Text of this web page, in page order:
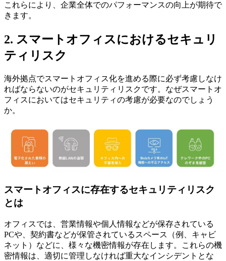
これらにより、企業全体でのパフォーマンスの向上が期待で
きます。
2. スマートオフィスにおけるセキュリ
ティリスク
海外拠点でスマートオフィス化を進める際に必ず考慮しなけ
ればならないのがセキュリティリスクです。なぜスマートオ
フィスにおいてはセキュリティの考慮が必要なのでしょう
か。
スマートオフィスに存在するセキュリティリスク
とは
オフィスでは、営業情報や個人情報などが保存されている
PCや、契約書などが保管されているスペース（例、キャビ
ネット）などに、様々な機密情報が存在します。これらの機
密情報は、適切に管理しなければ重大なインシデントとな